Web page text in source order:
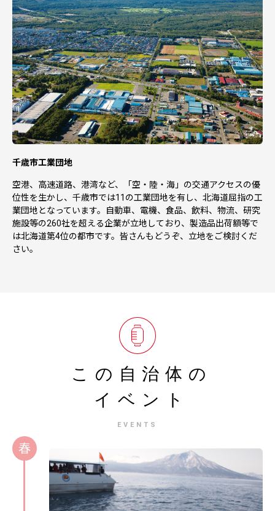
千歳市工業団地
空港、高速道路、港湾など、「空・陸・海」の交通アクセスの優
位性を生かし、千歳市では11の工業団地を有し、北海道屈指の工
業団地となっています。自動車、電機、食品、飲料、物流、研究
施設等の260社を超える企業が立地しており、製造品出荷額等で
は北海道第4位の都市です。皆さんもどうぞ、立地をご検討くだ
さい。
この自治体の
イベント
EVENTS
春